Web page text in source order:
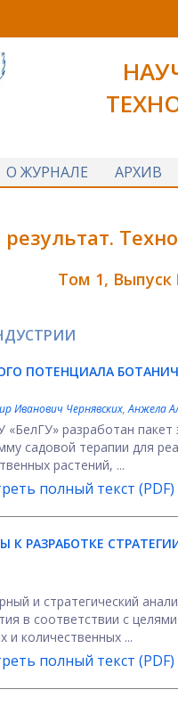
О ЖУРНАЛЕ
АРХИВ
Том 1, Выпуск
ПОТЕНЦИАЛА
Иванович Чернявских,Анжела
разработан
садовой терапии для
растений, ...
полный текст (PDF)
РАЗРАБОТКЕ
и стратегический
в соответствии с
и количественных ...
полный текст (PDF)